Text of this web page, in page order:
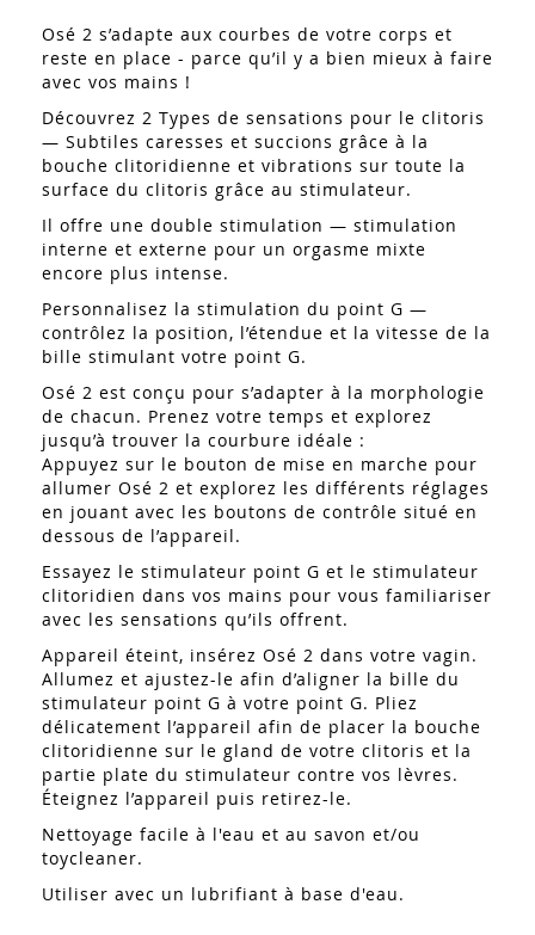
Osé 2 s’adapte aux courbes de votre corps et
reste en place - parce qu’il y a bien mieux à faire
avec vos mains !
Découvrez 2 Types de sensations pour le clitoris
— Subtiles caresses et succions grâce à la
bouche clitoridienne et vibrations sur toute la
surface du clitoris grâce au stimulateur.
Il offre une double stimulation — stimulation
interne et externe pour un orgasme mixte
encore plus intense.
Personnalisez la stimulation du point G —
contrôlez la position, l’étendue et la vitesse de la
bille stimulant votre point G.
Osé 2 est conçu pour s’adapter à la morphologie
de chacun. Prenez votre temps et explorez
jusqu’à trouver la courbure idéale :
Appuyez sur le bouton de mise en marche pour
allumer Osé 2 et explorez les différents réglages
en jouant avec les boutons de contrôle situé en
dessous de l’appareil.
Essayez le stimulateur point G et le stimulateur
clitoridien dans vos mains pour vous familiariser
avec les sensations qu’ils offrent.
Appareil éteint, insérez Osé 2 dans votre vagin.
Allumez et ajustez-le afin d’aligner la bille du
stimulateur point G à votre point G. Pliez
délicatement l’appareil afin de placer la bouche
clitoridienne sur le gland de votre clitoris et la
partie plate du stimulateur contre vos lèvres.
Éteignez l’appareil puis retirez-le.
Nettoyage facile à l'eau et au savon et/ou
toycleaner.
Utiliser avec un lubrifiant à base d'eau.